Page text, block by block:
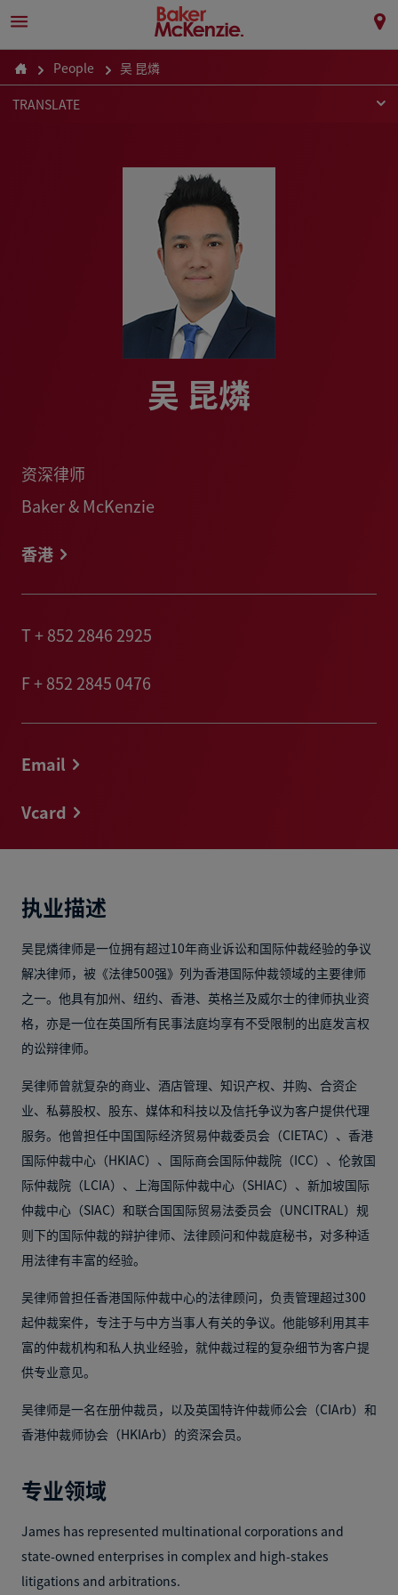
People 吴 昆燐
TRANSLATE
吴 昆燐
资深律师
Baker & McKenzie
香港
T+ 852 2846 2925
F+ 852 2845 0476
Email
Vcard
执业描述
吴昆燐律师是一位拥有超过10年商业诉讼和国际仲裁经验的争议
解决律师，被《法律500强》列为香港国际仲裁领域的主要律师
之一。他具有加州、纽约、香港、英格兰及威尔士的律师执业资
格，亦是一位在英国所有民事法庭均享有不受限制的出庭发言权
的讼辩律师。
吴律师曾就复杂的商业、酒店管理、知识产权、并购、合资企
业、私募股权、股东、媒体和科技以及信托争议为客户提供代理
服务。他曾担任中国国际经济贸易仲裁委员会（CIETAC）、香港
国际仲裁中心（HKIAC）、国际商会国际仲裁院（ICC）、伦敦国
际仲裁院（LCIA）、上海国际仲裁中心（SHIAC）、新加坡国际
仲裁中心（SIAC）和联合国国际贸易法委员会（UNCITRAL）规
则下的国际仲裁的辩护律师、法律顾问和仲裁庭秘书，对多种适
用法律有丰富的经验。
吴律师曾担任香港国际仲裁中心的法律顾问，负责管理超过300
起仲裁案件，专注于与中方当事人有关的争议。他能够利用其丰
富的仲裁机构和私人执业经验，就仲裁过程的复杂细节为客户提
供专业意见。
吴律师是一名在册仲裁员，以及英国特许仲裁师公会（CIArb）和
香港仲裁师协会（HKIArb）的资深会员。
专业领域
James has represented multinational corporations and
state-owned enterprises in complex and high-stakes
litigations and arbitrations.